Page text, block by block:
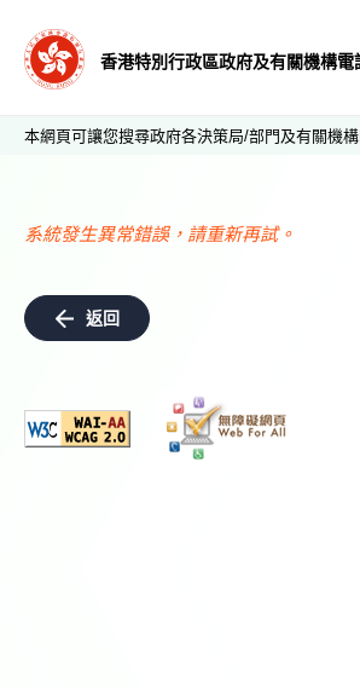
香港特別行政區政府及有關機構電
本網頁可讓您搜尋政府各決策局/部門及有關機
系統發生異常錯誤，請重新再試。
返回